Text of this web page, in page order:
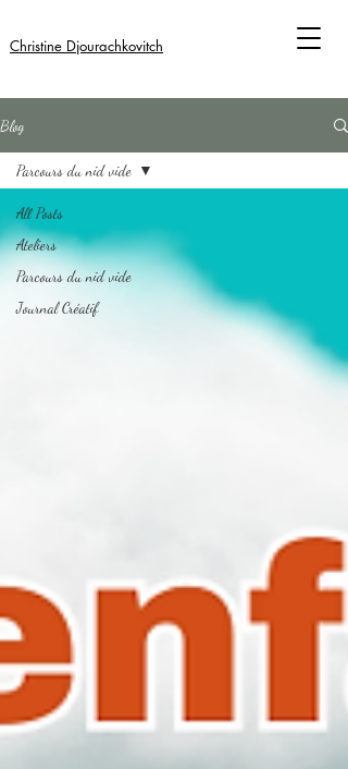
Christine Djourachkovitch
Blog
All Posts
Ateliers
Parcours du nid vide
Journal Créatif
Parcours du nid vide